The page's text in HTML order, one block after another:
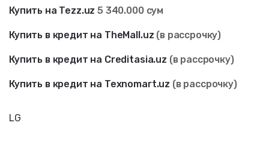
Купить на Tezz.uz 5 340.000 сум
Купить в кредит на TheMall.uz (в рассрочку)
Купить в кредит на Creditasia.uz (в рассрочку)
Купить в кредит на Texnomart.uz (в рассрочку)
LG